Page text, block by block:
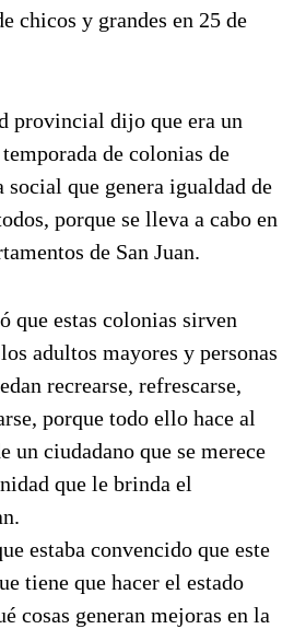
chicos y grandes en 25 de
provincial dijo que era un
de colonias de
social que genera igualdad de
porque se lleva a cabo en
de San Juan.
que estas colonias sirven
adultos mayores y personas
recrearse, refrescarse,
porque todo ello hace al
un ciudadano que se merece
que le brinda el
estaba convencido que este
tiene que hacer el estado
cosas generan mejoras en la